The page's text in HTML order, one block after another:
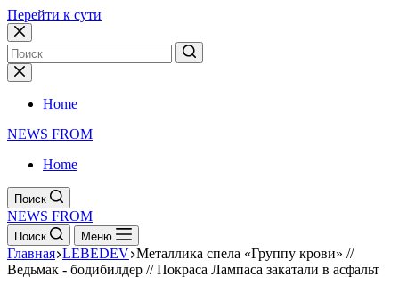
Перейти к сути
Home
NEWS FROM
Home
Поиск
NEWS FROM
Поиск Меню
Главная LEBEDEV Металлика спела «Группу крови» //
Ведьмак - бодибилдер // Покраса Лампаса закатали в асфальт